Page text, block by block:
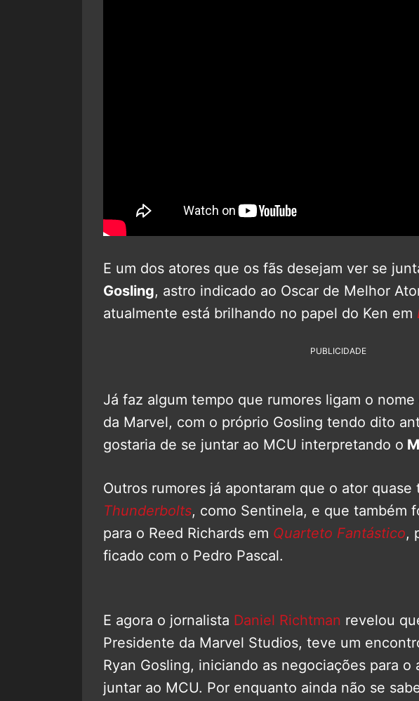
E um dos atores que os fãs desejam ver se
Gosling, astro indicado ao Oscar de Melhor
atualmente está brilhando no papel do Ken em
PUBLICIDADE
Já faz algum tempo que rumores ligam o
da Marvel, com o próprio Gosling tendo dito
gostaria de se juntar ao MCU interpretando o
Outros rumores já apontaram que o ator quase
Thunderbolts, como Sentinela, e que também
para o Reed Richards em Quarteto Fantástico,
ficado com o Pedro Pascal.
E agora o jornalista Daniel Richtman revelou
Presidente da Marvel Studios, teve um
Ryan Gosling, iniciando as negociações para o
juntar ao MCU. Por enquanto ainda não se